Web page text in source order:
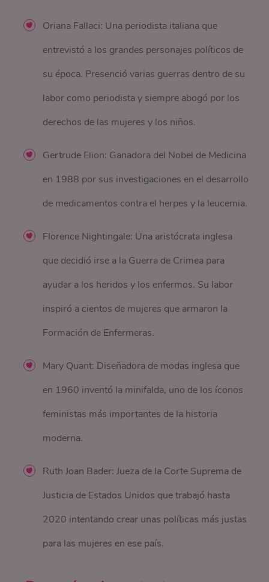
Oriana Fallaci: Una periodista italiana que
entrevistó a los grandes personajes políticos de
su época. Presenció varias guerras dentro de su
labor como periodista y siempre abogó por los
derechos de las mujeres y los niños.
Gertrude Elion: Ganadora del Nobel de Medicina
en 1988 por sus investigaciones en el desarrollo
de medicamentos contra el herpes y la leucemia.
Florence Nightingale: Una aristócrata inglesa
que decidió irse a la Guerra de Crimea para
ayudar a los heridos y los enfermos. Su labor
inspiró a cientos de mujeres que armaron la
Formación de Enfermeras.
Mary Quant: Diseñadora de modas inglesa que
en 1960 inventó la minifalda, uno de los íconos
feministas más importantes de la historia
moderna.
Ruth Joan Bader: Jueza de la Corte Suprema de
Justicia de Estados Unidos que trabajó hasta
2020 intentando crear unas políticas más justas
para las mujeres en ese país.